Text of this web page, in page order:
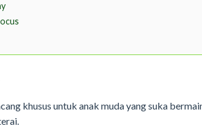
khusus untuk anak muda yang suka